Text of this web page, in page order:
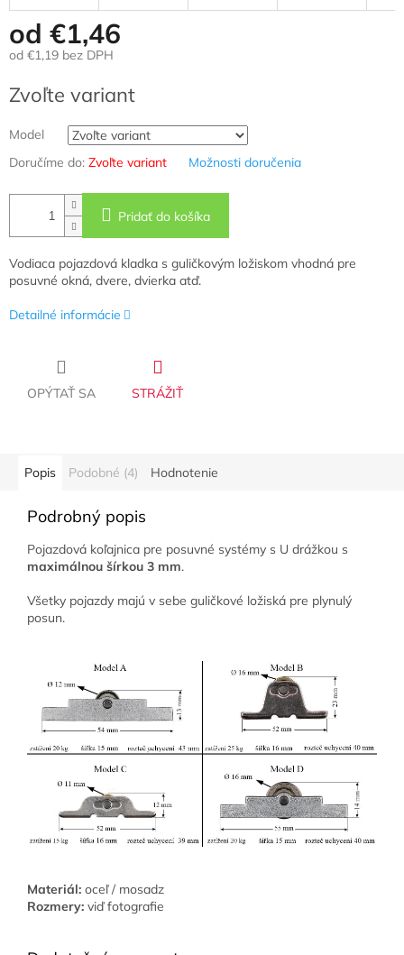
od €1,46
od €1,19 bez DPH
cena:
Zvoľte variant
Model
Doručíme do: Zvoľte variant Možnosti doručenia
Pridať do košíka
Vodiaca pojazdová kladka s guličkovým ložiskom vhodná pre
posuvné okná, dvere, dvierka atď.
Detailné informácie
OPÝTAŤ SA STRÁŽIŤ
Popis Podobné (4) Hodnotenie
Podrobný popis
Pojazdová koľajnica pre posuvné systémy s U drážkou s
maximálnou šírkou 3 mm.
Všetky pojazdy majú v sebe guličkové ložiská pre plynulý
posun.
Materiál: oceľ / mosadz
Rozmery: viď fotografie